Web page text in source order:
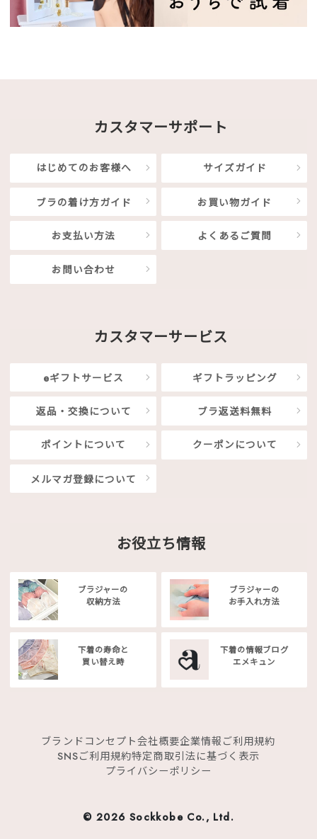
カスタマーサポート
はじめてのお客様へ サイズガイド
ブラの着け方ガイド お買い物ガイド
お支払い方法 よくあるご質問
お問い合わせ
カスタマーサービス
eギフトサービス ギフトラッピング
返品・交換について ブラ返送料無料
ポイントについて クーポンについて
メルマガ登録について
お役立ち情報
ブラジャーの
収納方法
ブラジャーの
お手入れ方法
下着の寿命と
買い替え時
下着の情報ブログ
エメキュン
ブランドコンセプト会社概要企業情報 ご利用規約
SNSご利用規約特定商取引法に基づく表示
プライバシーポリシー
© 2026 Sockkobe Co., Ltd.